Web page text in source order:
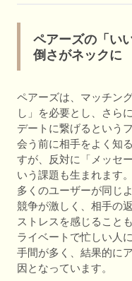
ペアーズの「い
倒さがネックに
ペアーズは、マッチン
し」を必要とし、さら
デートに繋げるという
会う前に相手をよく知
すが、反対に「メッセ
いう課題も生まれます。
多くのユーザーが同じ
競争が激しく、相手の
ストレスを感じること
ライベートで忙しい人
手間が多く、結果的に
因となっています。